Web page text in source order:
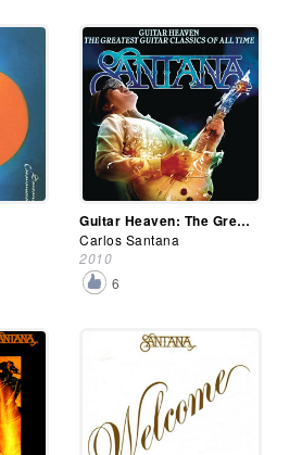
Guitar Heaven: The Greatest Guitar Classics of All Time
Carlos Santana
2010
6